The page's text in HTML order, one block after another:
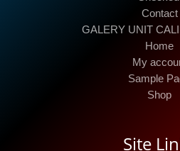
Contact
GALERY UNIT
Home
My
Sample
Shop
Site